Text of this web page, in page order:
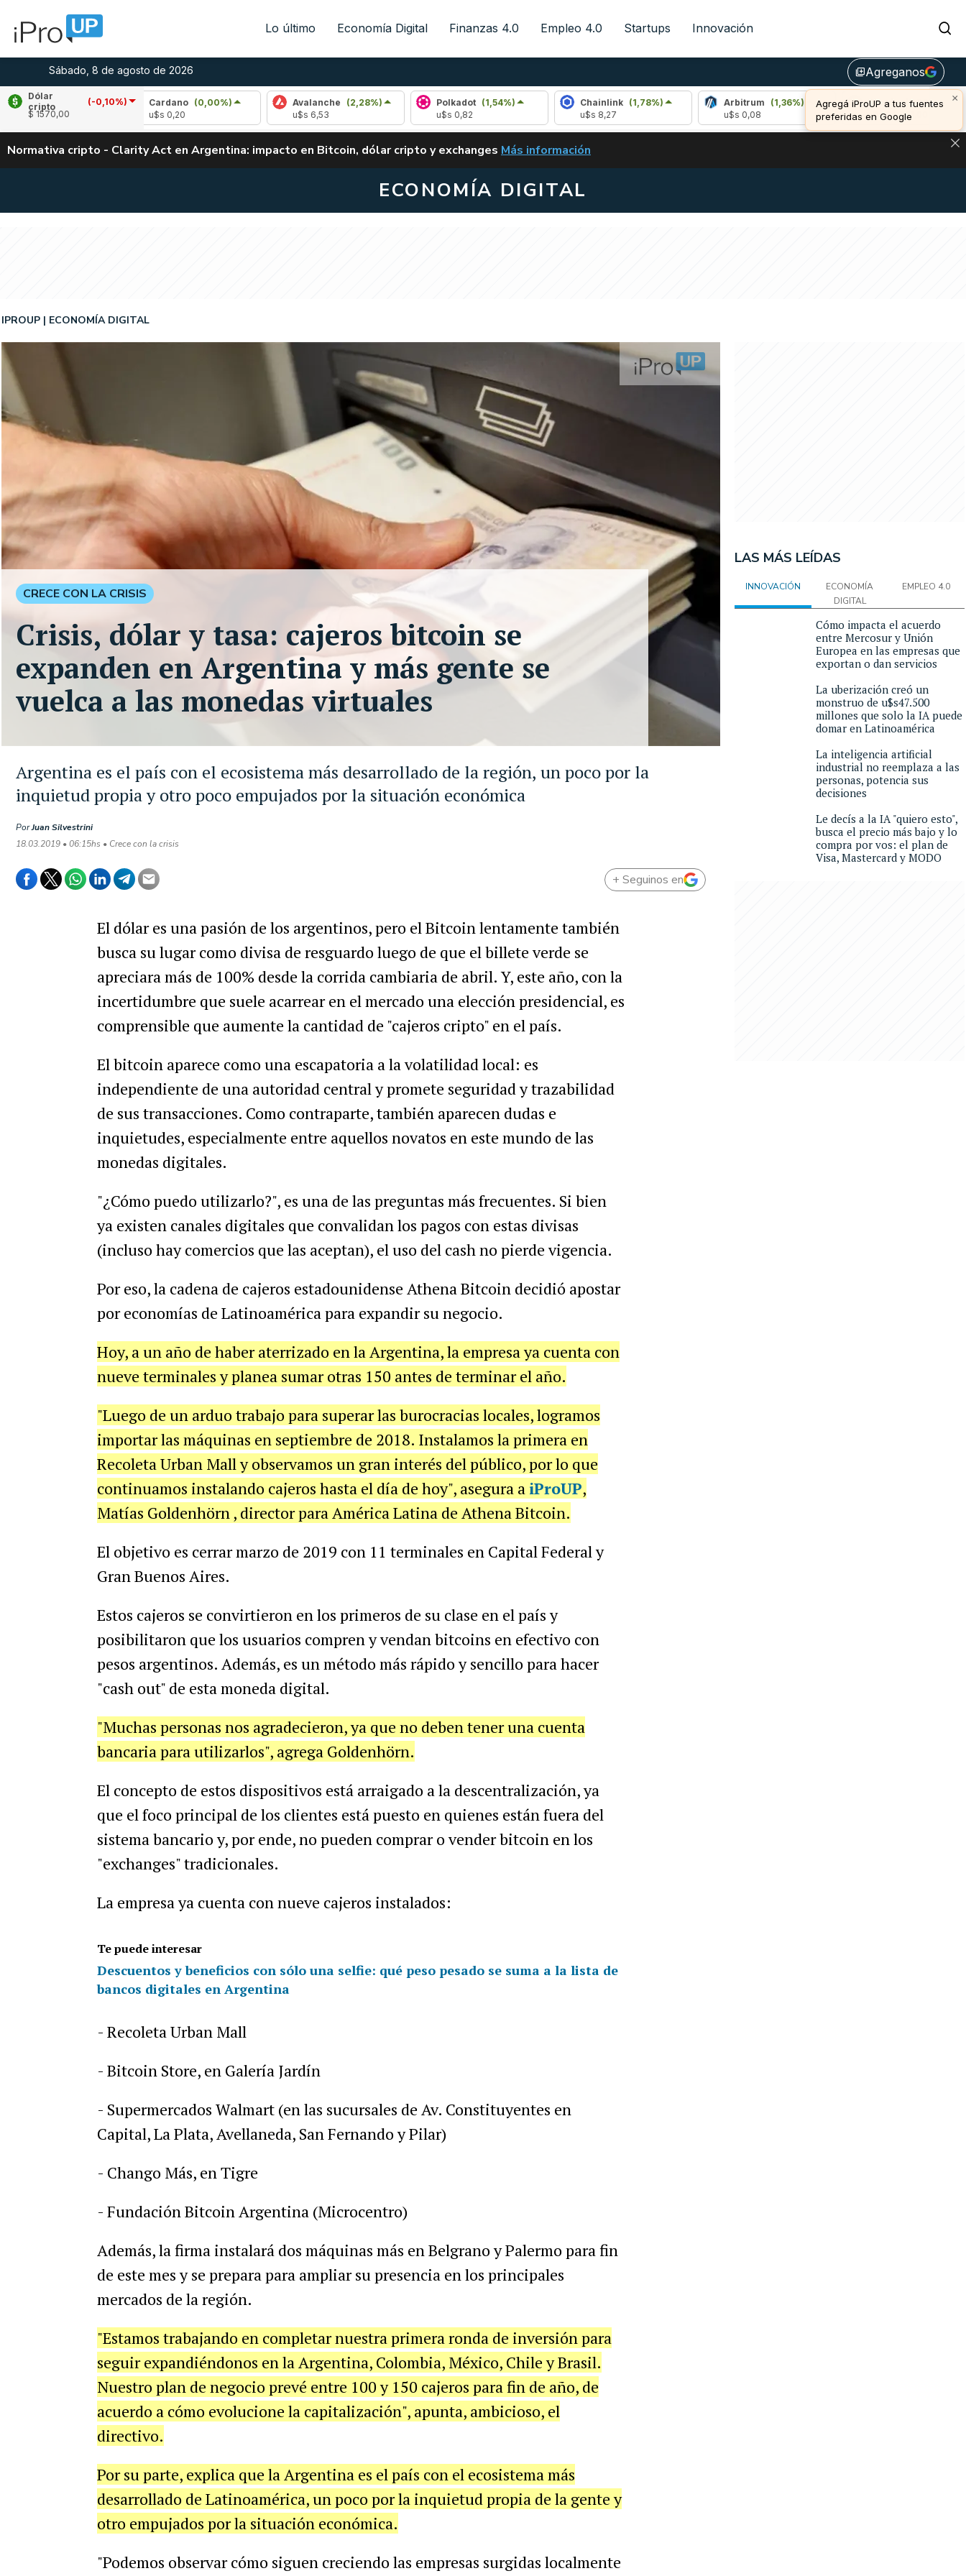
Lo último Economía Digital Finanzas 4.0 Empleo 4.0 Startups Innovación
Sábado, 8 de agosto de 2026 library_addAgreganos
×
Agregá iProUP a tus fuentes
preferidas en Google
Dólar
cripto
(-0,10%)
$ 1570,00
Cardano
(0,00%)
Avalanche (2,28%)
Polkadot
(1,54%)
Chainlink
(1,78%)
Arbitrum
(1,36%)
Bitcoin (1,08%)
u$s 64.971,00
Normativa cripto - Clarity Act en Argentina: impacto en Bitcoin, dólar cripto y exchanges CLARITY ACT EN ARGENTINA: IMPACTO EN BITCOIN, DÓLAR CRIPTO Y EXCHANGES
Más información
ECONOMÍA DIGITAL
Argentina es el país con el ecosistema más desarrollado de la región, un poco por la
inquietud propia y otro poco empujados por la situación económica
IPROUP ECONOMÍA DIGITAL
PorJuan Silvestrini
18.03.2019 • 06:15hs • Crece con la crisis
CRECE CON LA CRISIS
Crisis, dólar y tasa: cajeros bitcoin se
expanden en Argentina y más gente se
vuelca a las monedas virtuales
+ Seguinos en
El dólar es unapasión de los argentinos,pero elBitcoinlentamente también
busca sulugar como divisa de resguardo luego de que elbilleteverde se
apreciaramás de 100% desde la corrida cambiaria de abril.Y, este año, conla
incertidumbre que suele acarrear en elmercado una elecciónpresidencial, es
comprensible que aumente la cantidad de "cajeros cripto" en elpaís.
Elbitcoin aparece como una escapatoria alavolatilidadlocal: es
independiente de una autoridad centralypromete seguridadytrazabilidad
de sus transacciones. Como contraparte,también aparecen dudas e
inquietudes, especialmente entre aquellos novatos en este mundo de las
monedas digitales.
"¿Cómo puedo utilizarlo?", es una de las preguntas más frecuentes. Si bien
ya existen canales digitales que convalidanlos pagos con estas divisas
(incluso hay comercios que las aceptan), eluso del cashno pierdevigencia.
Por eso,la cadena de cajeros estadounidense AthenaBitcoin decidió apostar
por economías de Latinoaméricapara expandir sunegocio.
Hoy, aun año de haber aterrizado enlaArgentina,la empresaya cuenta con
nueve terminalesyplanea sumar otras 150 antes de terminar el año.
"Luego de un arduo trabajo para superarlas burocracias locales,logramos
importarlas máquinas en septiembre de 2018. Instalamos laprimera en
RecoletaUrban Mally observamos un gran interés delpúblico,porlo que
continuamos instalando cajeros hasta el día de hoy", asegura a iProUP,
Matías Goldenhörn, directorparaAméricaLatina de AthenaBitcoin.
El objetivo es cerrarmarzo de 2019 con 11 terminales en CapitalFederaly
GranBuenos Aires.
Estos cajeros se convirtieron enlos primeros de su clase en elpaísy
posibilitaron que los usuarios comprenyvendanbitcoins en efectivo con
pesos argentinos. Además, es unmétodo más rápidoy sencillo parahacer
"cash out" de estamoneda digital.
"Muchas personas nos agradecieron,ya que no debenteneruna cuenta
bancariaparautilizarlos", agrega Goldenhörn.
El concepto de estos dispositivos está arraigado ala descentralización,ya
que elfoco principal de los clientes estápuesto en quienes estánfuera del
sistemabancarioy,por ende,no pueden comprar ovenderbitcoin enlos
"exchanges"tradicionales.
La empresaya cuenta connueve cajeros instalados:
Te puede interesar
Descuentos y beneficios con sólo una selfie: qué peso pesado se suma a la lista de
bancos digitales en Argentina
- RecoletaUrban Mall
- Bitcoin Store, en Galería Jardín
- Supermercados Walmart(enlas sucursales de Av. Constituyentes en
Capital,LaPlata,Avellaneda, SanFernandoyPilar)
- Chango Más, enTigre
- FundaciónBitcoinArgentina(Microcentro)
Además,lafirma instalará dos máquinas más enBelgranoyPalermo parafin
de este mesy se preparapara ampliar supresencia enlos principales
mercados de laregión.
"Estamos trabajando en completarnuestraprimeraronda de inversiónpara
seguir expandiéndonos enlaArgentina, Colombia, México, ChileyBrasil.
Nuestro plan de negocio prevé entre 100y 150 cajeros parafin de año, de
acuerdo a cómo evolucione la capitalización", apunta, ambicioso, el
directivo.
Por suparte, explica que laArgentina es elpaís con el ecosistemamás
desarrollado de Latinoamérica,unpoco porla inquietudpropia de la gentey
otro empujados porla situación económica.
"Podemos observar cómo siguen creciendo las empresas surgidas localmente
LAS MÁS LEÍDAS
INNOVACIÓN
ECONOMÍA
DIGITAL
EMPLEO 4.0
Cómo impacta el acuerdo
entre Mercosur y Unión
Europea en las empresas que
exportan o dan servicios
La uberización creó un
monstruo de u$s47.500
millones que solo la IA puede
domar en Latinoamérica
La inteligencia artificial
industrial no reemplaza a las
personas, potencia sus
decisiones
Le decís a la IA "quiero esto",
busca el precio más bajo y lo
compra por vos: el plan de
Visa, Mastercard y MODO